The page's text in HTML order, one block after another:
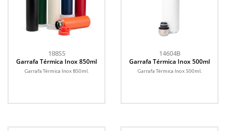
18855
Garrafa Térmica Inox 850ml
Garrafa Térmica Inox 850ml.
14604B
Garrafa Térmica Inox 500ml
Garrafa Térmica Inox 500ml.